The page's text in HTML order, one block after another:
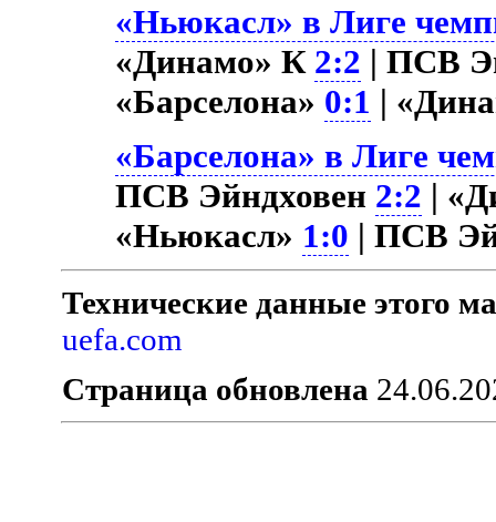
«Ньюкасл» в Лиге
«Динамо» К 2:2 | ПСВ
«Барселона» 0:1 |
«Барселона» в Лиге
ПСВ Эйндховен 2:2 |
«Ньюкасл» 1:0 | ПСВ
Технические данные этого
uefa.com
Страница обновлена